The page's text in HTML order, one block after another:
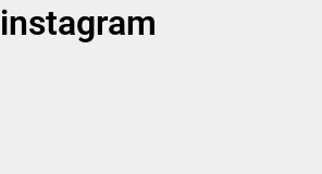
instagram